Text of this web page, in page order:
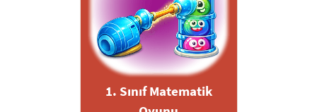
1. Sınıf Matematik